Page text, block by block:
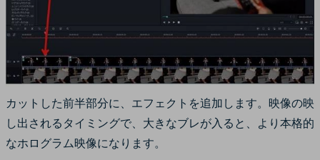
カットした前半部分に、エフェクトを追加します。映像の映
し出されるタイミングで、大きなブレが入ると、より本格的
なホログラム映像になります。